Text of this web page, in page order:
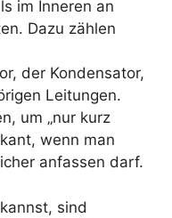
im Inneren an
Dazu zählen
der Kondensator,
Leitungen.
um „nur kurz
wenn man
anfassen darf.
sind